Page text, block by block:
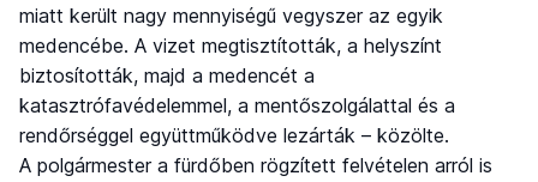
miatt került nagy mennyiségű vegyszer az egyik
medencébe. A vizet megtisztították, a helyszínt
biztosították, majd a medencét a
katasztrófavédelemmel, a mentőszolgálattal és a
rendőrséggel együttműködve lezárták – közölte.
A polgármester a fürdőben rögzített felvételen arról is